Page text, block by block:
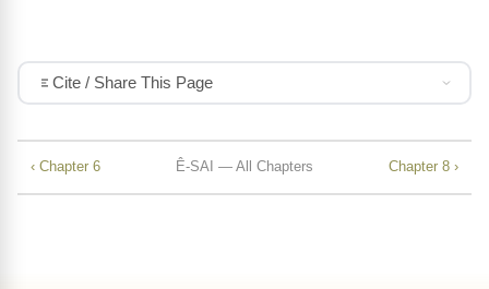
Cite / Share This Page
‹ Chapter 6 Ê-SAI — All Chapters Chapter 8 ›